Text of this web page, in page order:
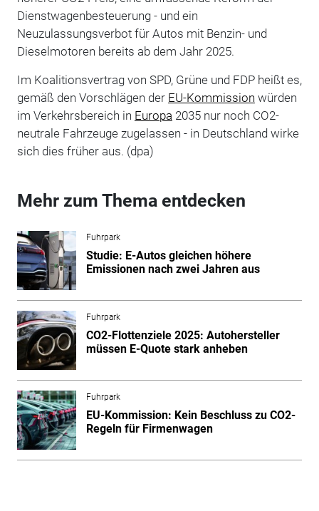
Dienstwagenbesteuerung - und ein
Neuzulassungsverbot für Autos mit Benzin- und
Dieselmotoren bereits ab dem Jahr 2025.
Im Koalitionsvertrag von SPD, Grüne und FDP heißt es,
gemäß den Vorschlägen der EU-Kommission würden
im Verkehrsbereich in Europa 2035 nur noch CO2-
neutrale Fahrzeuge zugelassen - in Deutschland wirke
sich dies früher aus. (dpa)
Mehr zum Thema entdecken
Fuhrpark
Studie: E-Autos gleichen höhere
Emissionen nach zwei Jahren aus
Fuhrpark
CO2-Flottenziele 2025: Autohersteller
müssen E-Quote stark anheben
Fuhrpark
EU-Kommission: Kein Beschluss zu CO2-
Regeln für Firmenwagen